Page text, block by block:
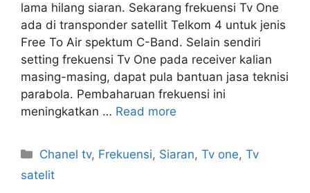
lama hilang siaran. Sekarang frekuensi Tv One
ada di transponder satellit Telkom 4 untuk jenis
Free To Air spektum C-Band. Selain sendiri
setting frekuensi Tv One pada receiver kalian
masing-masing, dapat pula bantuan jasa teknisi
parabola. Pembaharuan frekuensi ini
meningkatkan … Read more
Categories
Chanel tv, Frekuensi, Siaran,Tv one,Tv
satelit